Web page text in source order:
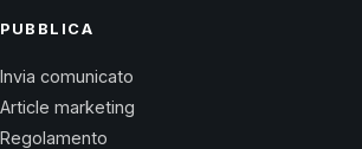
PUBBLICA
Invia comunicato
Article marketing
Regolamento